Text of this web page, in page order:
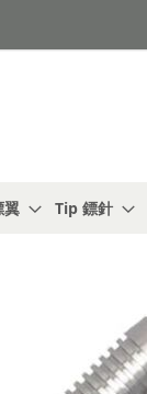
翼 Tip 鏢針